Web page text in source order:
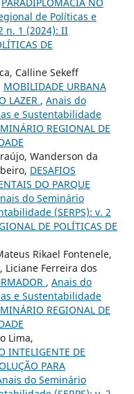
de Políticas e
n. 1 (2024): II
DE
Calline Sekeff
MOBILIDADE URBANA
LAZER , Anais do
e Sustentabilidade
REGIONAL DE
Wanderson da
DESAFIOS
DO PARQUE
do Seminário
(SERPS): v. 2
DE POLÍTICAS DE
Rikael Fontenele,
Liciane Ferreira dos
, Anais do
e Sustentabilidade
REGIONAL DE
Lima,
INTELIGENTE DE
PARA
do Seminário